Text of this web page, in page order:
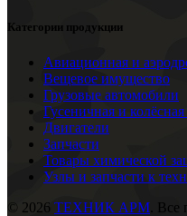
Категории продукции
Авиационная и
Вещевое имущество
Грузовые автомобили
Гусеничная и
Двигатели
Запчасти
Товары химической
Узлы и запчасти к
© 2026 ТЕХНИК АРМ .